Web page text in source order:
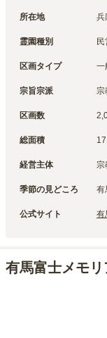
所在地 兵
霊園種別 民
区画タイプ 一
宗旨宗派 宗
区画数
総面積
経営主体 宗
季節の見どころ 有
公式サイト 有
有馬富士メモ